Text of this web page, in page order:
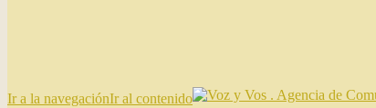
Ir a la navegaciónIr al contenido